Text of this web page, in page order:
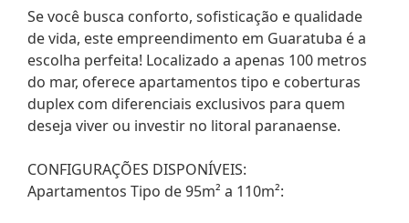
Se você busca conforto, sofisticação e qualidade
de vida, este empreendimento em Guaratuba é a
escolha perfeita! Localizado a apenas 100 metros
do mar, oferece apartamentos tipo e coberturas
duplex com diferenciais exclusivos para quem
deseja viver ou investir no litoral paranaense.
CONFIGURAÇÕES DISPONÍVEIS:
Apartamentos Tipo de 95m² a 110m²: